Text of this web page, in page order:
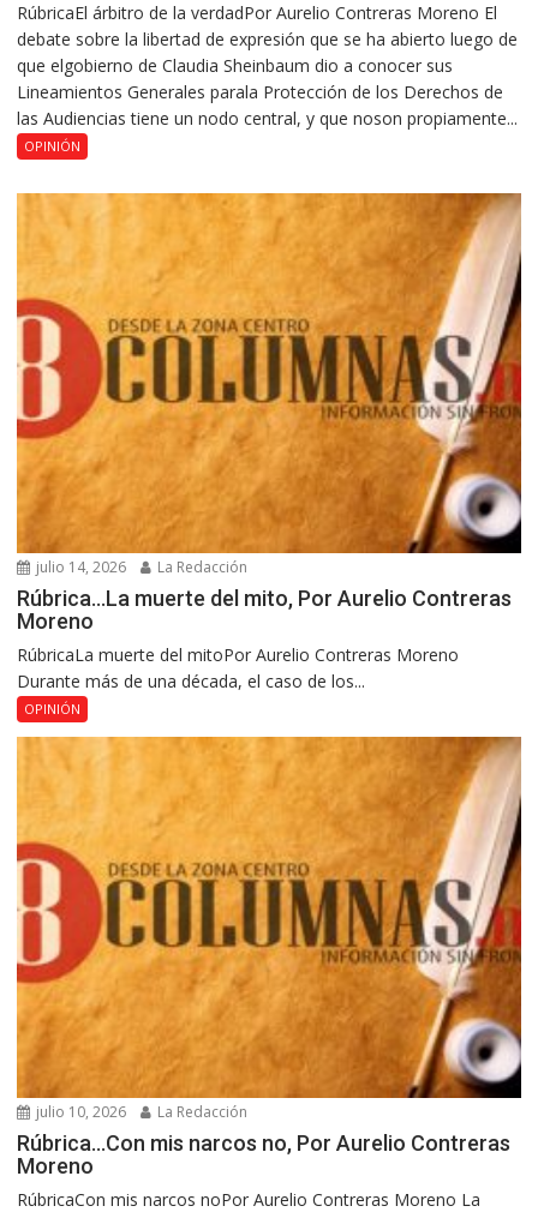
RúbricaEl árbitro de la verdadPor Aurelio Contreras Moreno El
debate sobre la libertad de expresión que se ha abierto luego de
que elgobierno de Claudia Sheinbaum dio a conocer sus
Lineamientos Generales parala Protección de los Derechos de
las Audiencias tiene un nodo central, y que noson propiamente...
OPINIÓN
julio 14, 2026 La Redacción
Rúbrica…La muerte del mito, Por Aurelio Contreras
Moreno
RúbricaLa muerte del mitoPor Aurelio Contreras Moreno
Durante más de una década, el caso de los...
OPINIÓN
julio 10, 2026 La Redacción
Rúbrica…Con mis narcos no, Por Aurelio Contreras
Moreno
RúbricaCon mis narcos noPor Aurelio Contreras Moreno La